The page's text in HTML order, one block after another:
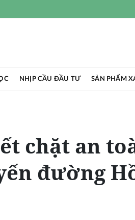
NHỊP CẦU ĐẦU TƯ SẢN PHẨM
chặt an
đường